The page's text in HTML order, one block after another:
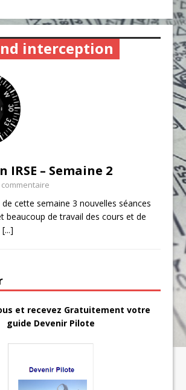
interception
IRSE – Semaine 2
cette semaine 3 nouvelles séances
beaucoup de travail des cours et de
[...]
et recevez Gratuitement votre
guide Devenir Pilote